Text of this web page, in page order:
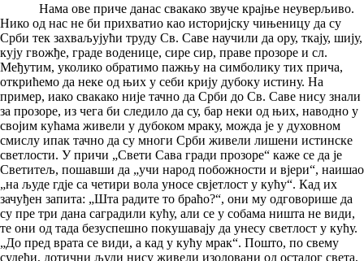
Нама ове приче данас свакако звуче крајње неуверљиво.
Нико од нас не би прихватио као историјску чињеницу да су
Срби тек захваљујући труду Св. Саве научили да ору, ткају, шију,
кују гвожђе, граде воденице, сире сир, праве прозоре и сл.
Међутим, уколико обратимо пажњу на симболику тих прича,
открићемо да неке од њих у себи крију дубоку истину. На
пример, иако свакако није тачно да Срби до Св. Саве нису знали
за прозоре, из чега би следило да су, бар неки од њих, наводно у
својим кућама живели у дубоком мраку, можда је у духовном
смислу ипак тачно да су многи Срби живели лишени истинске
светлости. У причи „Свети Сава гради прозоре“ каже се да је
Светитељ, пошавши да „учи народ побожности и вјери“, наишао
„на људе гдје са четири вола уносе свјетлост у кућу“. Кад их
зачуђен запита: „Шта радите то браћо?“, они му одговорише да
су пре три дана саградили кућу, али се у собама ништа не види,
те они од тада безуспешно покушавају да унесу светлост у кућу.
„До пред врата се види, а кад у кућу мрак“. Пошто, по свему
судећи, дотични људи нису живели изоловани од осталог света,